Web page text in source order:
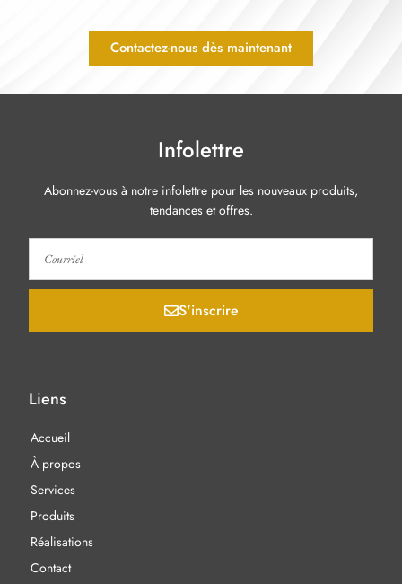
Contactez-nous dès maintenant
Infolettre
Abonnez-vous à notre infolettre pour les nouveaux produits,
tendances et offres.
S'inscrire
Liens
Accueil
À propos
Services
Produits
Réalisations
Contact